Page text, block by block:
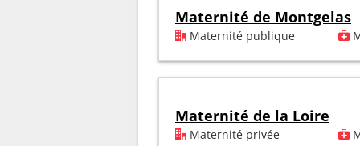
Maternité de Montgelas
Maternité publique
Maternité de la Loire
Maternité privée